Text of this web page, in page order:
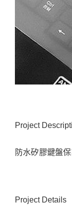
Project
防水矽膠鍵盤
Project Details